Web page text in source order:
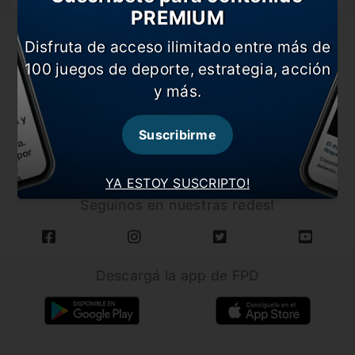
CARGAR MÁS NOTICIAS
Seguínos en nuestras redes!
YA ESTOY SUSCRIPTO!
PREMIUM
Disfruta de acceso ilimitado entre más de
100 juegos de deporte, estrategia, acción
y más.
Suscribirme